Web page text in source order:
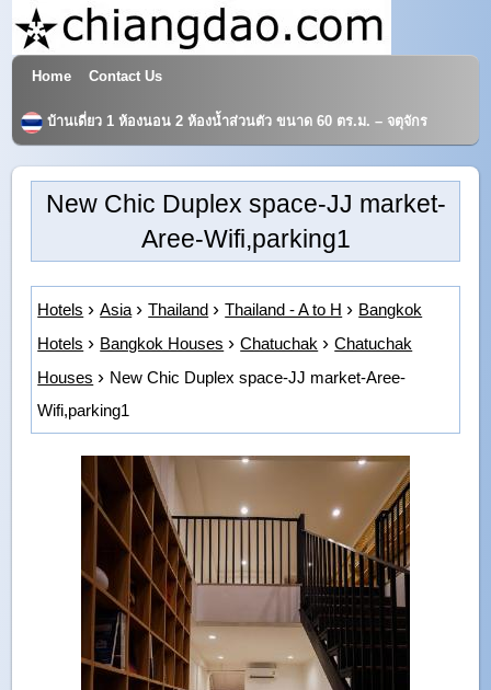
Hotels & Travel
Home Contact Us
บ้านเดี่ยว 1 ห้องนอน 2 ห้องน้ำส่วนตัว ขนาด 60 ตร.ม. – จตุจักร
New Chic Duplex space-JJ market-
Aree-Wifi,parking1
Hotels Asia Thailand Thailand - A to H
Bangkok
Hotels
Bangkok Houses Chatuchak
Chatuchak
Houses
New Chic Duplex space-JJ market-Aree-
Wifi,parking1